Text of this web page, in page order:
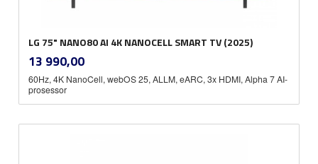
LG 75" NANO80 AI 4K NANOCELL SMART TV (2025)
Pris
13 990,00mva.
60Hz, 4K NanoCell, webOS 25, ALLM, eARC, 3x HDMI, Alpha 7 AI-
prosessor